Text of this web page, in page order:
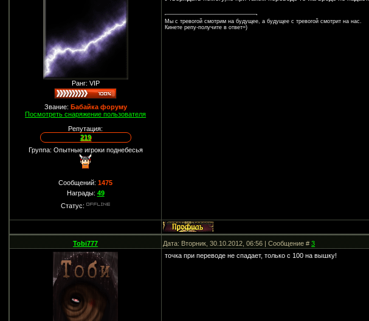
Ранг: VIP
Звание: Бабайка форуму
Посмотреть снаряжение пользователя
Репутация:
219
Группа: Опытные игроки поднебесья
Сообщений:1475
Награды: 49
Статус:
Мы с тревогой смотрим на будущее, а будущее с тревогой смотрит на нас.
Кинете репу-получите в ответ=)
Tobi777 Дата: Вторник, 30.10.2012, 06:56 | Сообщение #3
точка при переводе не спадает, только с 100 на вышку!